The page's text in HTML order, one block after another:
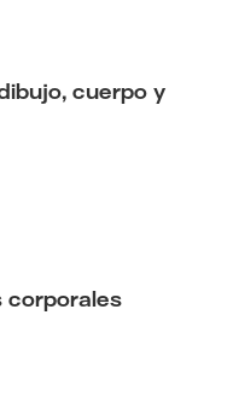
cuerpo y
corporales